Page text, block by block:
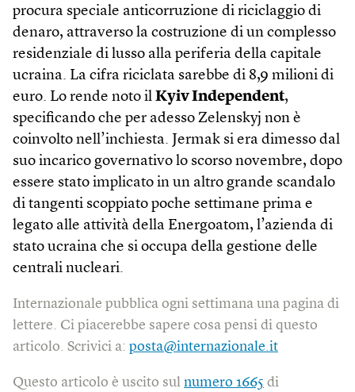
procura speciale anticorruzione di riciclaggio di
denaro, attraverso la costruzione di un complesso
residenziale di lusso alla periferia della capitale
ucraina. La cifra riciclata sarebbe di 8,9 milioni di
euro. Lo rende noto il Kyiv Independent,
specificando che per adesso Zelenskyj non è
coinvolto nell’inchiesta. Jermak si era dimesso dal
suo incarico governativo lo scorso novembre, dopo
essere stato implicato in un altro grande scandalo
di tangenti scoppiato poche settimane prima e
legato alle attività della Energoatom, l’azienda di
stato ucraina che si occupa della gestione delle
centrali nucleari.
Internazionale pubblica ogni settimana una pagina di
lettere. Ci piacerebbe sapere cosa pensi di questo
articolo. Scrivici a: posta@internazionale.it
Questo articolo è uscito sul numero 1665 di